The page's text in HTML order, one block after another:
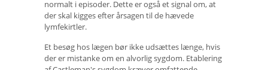
normalt i episoder. Dette er også et signal om, at
der skal kigges efter årsagen til de hævede
lymfekirtler.
Et besøg hos lægen bør ikke udsættes længe, ​​hvis
der er mistanke om en alvorlig sygdom. Etablering